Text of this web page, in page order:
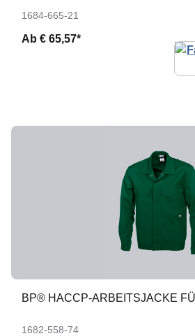
1684-665-21
Ab € 65,57*
BP® HACCP-ARBEITSJACKE
1682-558-74